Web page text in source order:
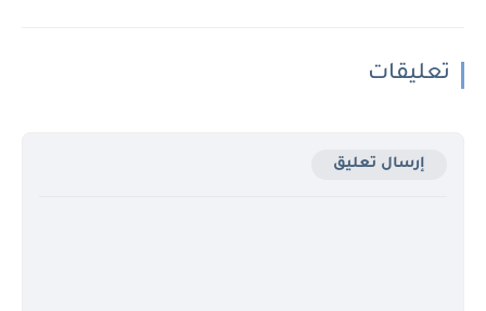
تعليقات
إرسال تعليق